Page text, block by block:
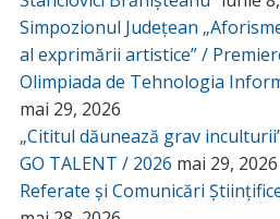
Simpozionul Județean
al exprimării artistice” /
Olimpiada de Tehnologia
mai 29, 2026
„Cititul dăunează grav
GO TALENT / 2026 mai 29, 2026
Referate și Comunicări